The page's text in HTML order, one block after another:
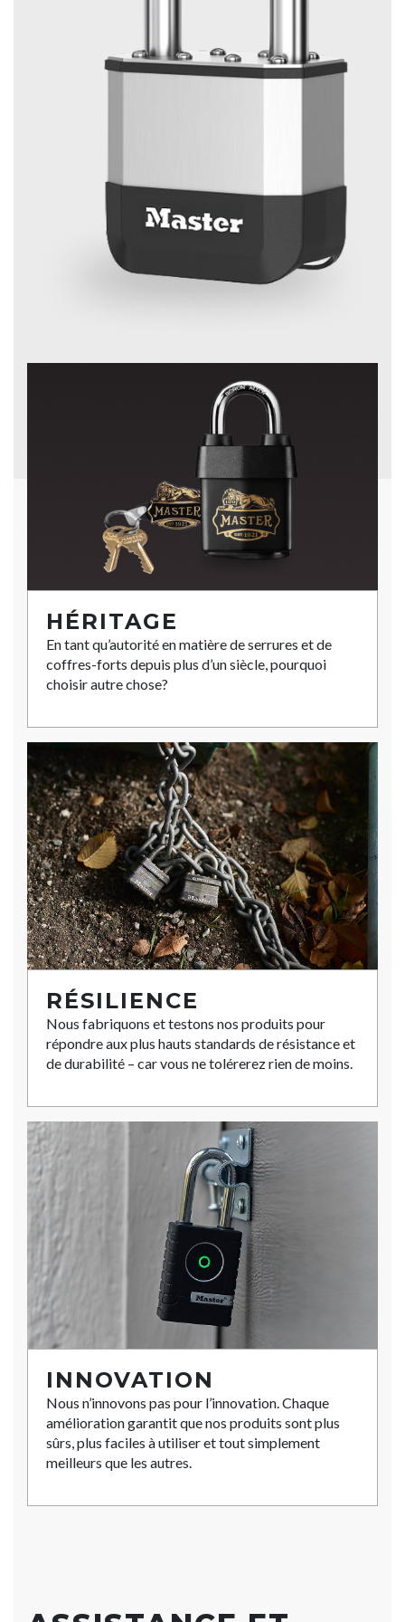
HÉRITAGE
En tant qu’autorité en matière de serrures et de
coffres-forts depuis plus d’un siècle, pourquoi
choisir autre chose?
RÉSILIENCE
Nous fabriquons et testons nos produits pour
répondre aux plus hauts standards de résistance et
de durabilité – car vous ne tolérerez rien de moins.
INNOVATION
Nous n’innovons pas pour l’innovation. Chaque
amélioration garantit que nos produits sont plus
sûrs, plus faciles à utiliser et tout simplement
meilleurs que les autres.